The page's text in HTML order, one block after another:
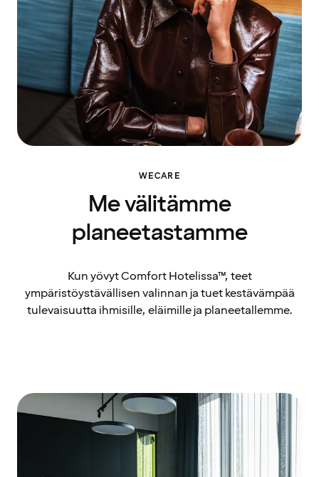
WECARE
Me välitämme
planeetastamme
Kun yövyt Comfort Hotelissa™, teet
ympäristöystävällisen valinnan ja tuet kestävämpää
tulevaisuutta ihmisille, eläimille ja planeetallemme.